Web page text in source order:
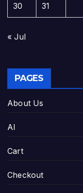
30 31
« Jul
PAGES
About Us
AI
Cart
Checkout